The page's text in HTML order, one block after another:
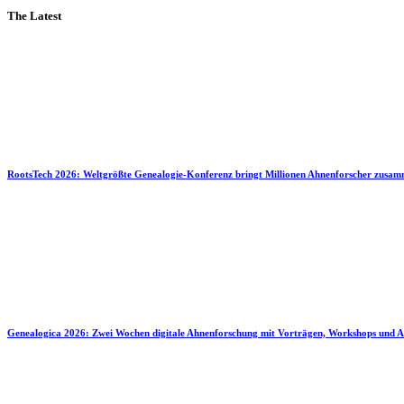
The Latest
RootsTech 2026: Weltgrößte Genealogie-Konferenz bringt Millionen Ahnenforscher
Genealogica 2026: Zwei Wochen digitale Ahnenforschung mit Vorträgen, Workshops und